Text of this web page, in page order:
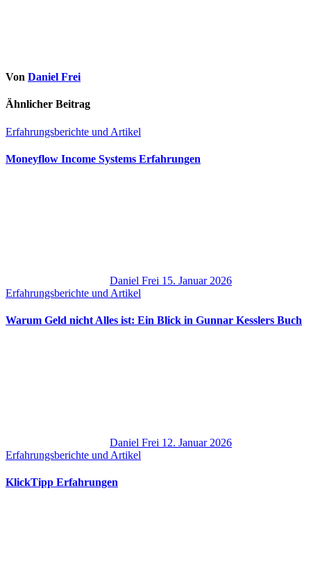
Von Daniel Frei
Ähnlicher Beitrag
Erfahrungsberichte und Artikel
Moneyflow Income Systems Erfahrungen
Daniel Frei 15. Januar 2026
Erfahrungsberichte und Artikel
Warum Geld nicht Alles ist: Ein Blick in Gunnar Kesslers Buch
Daniel Frei 12. Januar 2026
Erfahrungsberichte und Artikel
KlickTipp Erfahrungen